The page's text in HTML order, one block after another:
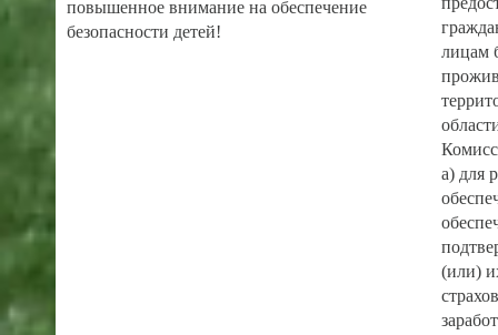
повышенное внимание на обеспечение
безопасности детей!
лицам
а) для
(или)